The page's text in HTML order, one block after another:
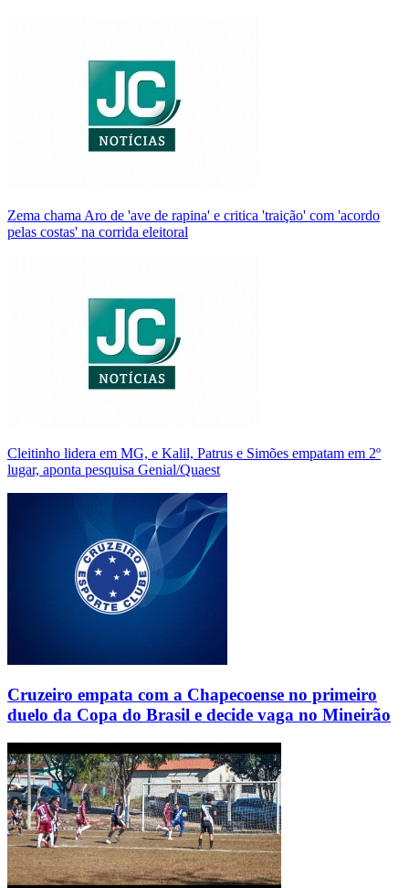
Zema chama Aro de 'ave de rapina' e critica 'traição' com 'acordo
pelas costas' na corrida eleitoral
Cleitinho lidera em MG, e Kalil, Patrus e Simões empatam em 2º
lugar, aponta pesquisa Genial/Quaest
Cruzeiro empata com a Chapecoense no primeiro
duelo da Copa do Brasil e decide vaga no Mineirão